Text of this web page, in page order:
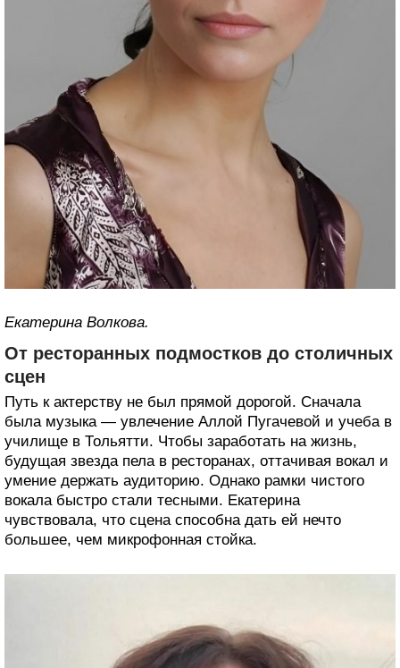
Екатерина Волкова.
От ресторанных подмостков до столичных
сцен
Путь к актерству не был прямой дорогой. Сначала
была музыка — увлечение Аллой Пугачевой и учеба в
училище в Тольятти. Чтобы заработать на жизнь,
будущая звезда пела в ресторанах, оттачивая вокал и
умение держать аудиторию. Однако рамки чистого
вокала быстро стали тесными. Екатерина
чувствовала, что сцена способна дать ей нечто
большее, чем микрофонная стойка.